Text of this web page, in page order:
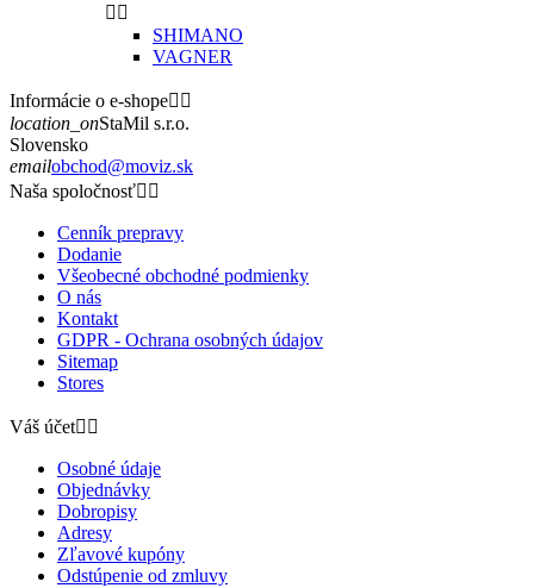
 
SHIMANO
VAGNER
Informácie o e-shope 
location_onStaMil s.r.o.
Slovensko
emailobchod@moviz.sk
Naša spoločnosť 
Cenník prepravy
Dodanie
Všeobecné obchodné podmienky
O nás
Kontakt
GDPR - Ochrana osobných údajov
Sitemap
Stores
Váš účet 
Osobné údaje
Objednávky
Dobropisy
Adresy
Zľavové kupóny
Odstúpenie od zmluvy